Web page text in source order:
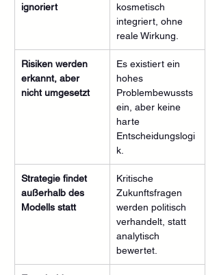
ignoriert
kosmetisch
integriert, ohne
reale Wirkung.
Risiken werden
erkannt, aber
nicht umgesetzt
Es existiert ein
hohes
Problembewussts
ein, aber keine
harte
Entscheidungslogi
k.
Strategie findet
außerhalb des
Modells statt
Kritische
Zukunftsfragen
werden politisch
verhandelt, statt
analytisch
bewertet.